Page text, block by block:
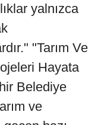
yalnızca
"Tarım Ve
Hayata
Belediye
ve